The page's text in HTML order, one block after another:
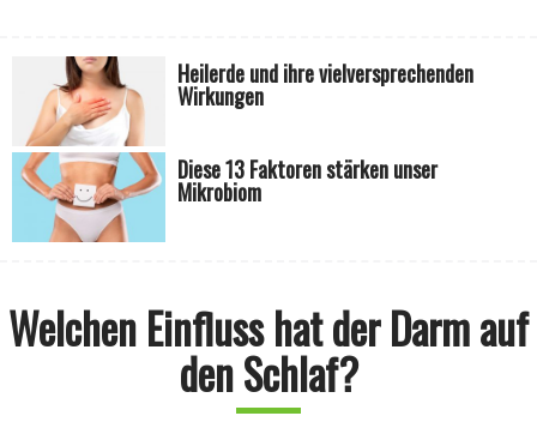
Heilerde und ihre vielversprechenden
Wirkungen
Diese 13 Faktoren stärken unser
Mikrobiom
Welchen Einfluss hat der Darm auf
den Schlaf?